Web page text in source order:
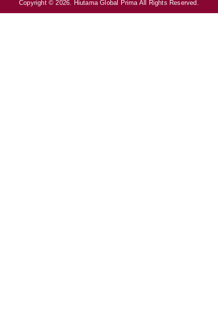
Copyright © 2026. Hiutama Global Prima All Rights Reserved.